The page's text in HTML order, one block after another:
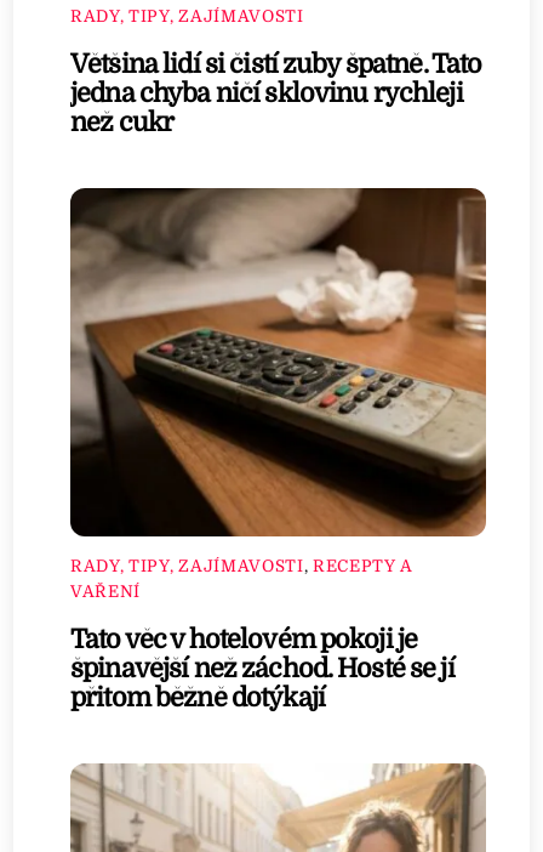
RADY, TIPY, ZAJÍMAVOSTI
Většina lidí si čistí zuby špatně. Tato
jedna chyba ničí sklovinu rychleji
než cukr
RADY, TIPY, ZAJÍMAVOSTI, RECEPTY A
VAŘENÍ
Tato věc v hotelovém pokoji je
špinavější než záchod. Hosté se jí
přitom běžně dotýkají